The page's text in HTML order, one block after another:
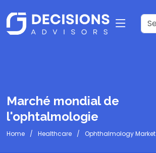
Marché mondial de
l'ophtalmologie
Home Healthcare Ophthalmology Market